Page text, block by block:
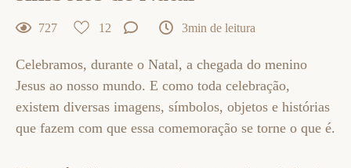
727 12 3min de leitura
Celebramos, durante o Natal, a chegada do menino
Jesus ao nosso mundo. E como toda celebração,
existem diversas imagens, símbolos, objetos e histórias
que fazem com que essa comemoração se torne o que é.